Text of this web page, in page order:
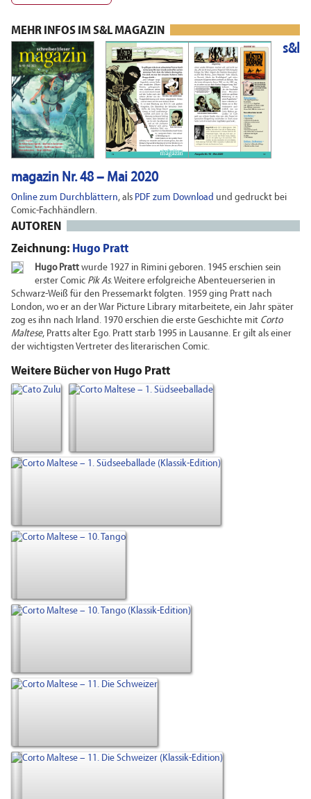
MEHR INFOS IM S&L MAGAZIN
s&l
magazin Nr. 48 – Mai 2020
Online zum Durchblättern, als PDF zum Download und gedruckt bei
Comic-Fachhändlern.
AUTOREN
Zeichnung: Hugo Pratt
Hugo Pratt wurde 1927 in Rimini geboren. 1945 erschien sein
erster Comic Pik As. Weitere erfolgreiche Abenteuerserien in
Schwarz-Weiß für den Pressemarkt folgten. 1959 ging Pratt nach
London, wo er an der War Picture Library mitarbeitete, ein Jahr später
zog es ihn nach Irland. 1970 erschien die erste Geschichte mit Corto
Maltese, Pratts alter Ego. Pratt starb 1995 in Lausanne. Er gilt als einer
der wichtigsten Vertreter des literarischen Comic.
Weitere Bücher von Hugo Pratt